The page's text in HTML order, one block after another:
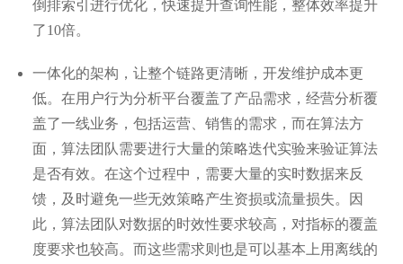
倒排索引进行优化，快速提升查询性能，整体效率提升
了10倍。
一体化的架构，让整个链路更清晰，开发维护成本更
低。在用户行为分析平台覆盖了产品需求，经营分析覆
盖了一线业务，包括运营、销售的需求，而在算法方
面，算法团队需要进行大量的策略迭代实验来验证算法
是否有效。在这个过程中，需要大量的实时数据来反
馈，及时避免一些无效策略产生资损或流量损失。因
此，算法团队对数据的时效性要求较高，对指标的覆盖
度要求也较高。而这些需求则也是可以基本上用离线的